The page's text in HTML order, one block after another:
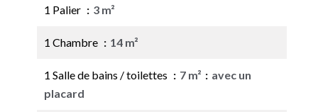
1 Palier 3 m²
1 Chambre 14 m²
1 Salle de bains / toilettes 7 m²
avec un
placard